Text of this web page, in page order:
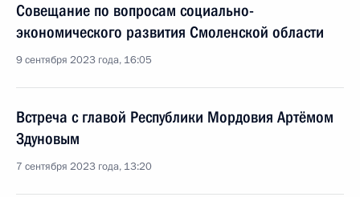
Совещание по вопросам социально-
экономического развития Смоленской области
9 сентября 2023 года, 16:05
Встреча с главой Республики Мордовия Артёмом
Здуновым
7 сентября 2023 года, 13:20